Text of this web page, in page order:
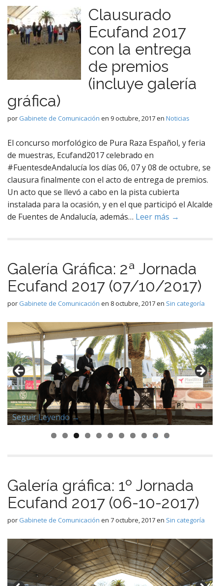
Clausurado
Ecufand 2017
con la entrega
de premios
(incluye galería
gráfica)
por Gabinete de Comunicación en 9 octubre, 2017en Noticias
El concurso morfológico de Pura Raza Español, y feria
de muestras, Ecufand2017 celebrado en
#FuentesdeAndalucía los días 06, 07 y 08 de octubre, se
clausura finalmente con el acto de entrega de premios.
Un acto que se llevó a cabo en la pista cubierta
instalada para la ocasión, y en el que participó el Alcalde
de Fuentes de Andalucía, además… Leer más →
Galería Gráfica: 2ª Jornada
Ecufand 2017 (07/10/2017)
por Gabinete de Comunicación en 8 octubre, 2017en Sin categoría
Seguir Leyendo →
Seguir Leyendo →
Seguir Leyendo →
Seguir Leyendo →
Seguir Leyendo →
Seguir Leyendo →
Seguir Leyendo →
Seguir Leyendo →
Seguir Leyendo →
Seguir Leyendo →
Seguir Leyendo →
0 1
Galería gráfica: 1º Jornada
Ecufand 2017 (06-10-2017)
por Gabinete de Comunicación en 7 octubre, 2017en Sin categoría